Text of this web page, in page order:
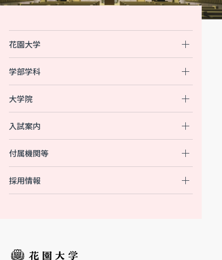
花園大学
入試案内
付属機関等
学部学科
大学院
採用情報